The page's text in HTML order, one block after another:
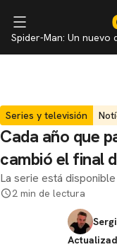
Spider-Man: Un nuevo
Series y televisión
Cada año que
cambió el final
La serie está
2 min de lectura